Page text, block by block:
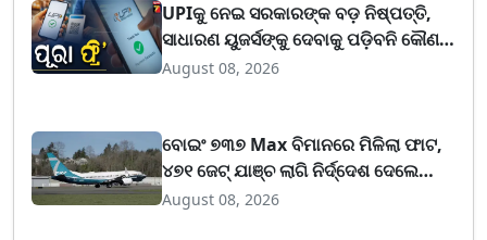
UPIକୁ ନେଇ ସରକାରଙ୍କ ବଡ଼ ନିଷ୍ପତ୍ତି,
ସାଧାରଣ ୟୁଜର୍ସଙ୍କୁ ଦେବାକୁ ପଡ଼ିବନି କୌଣସି
ଚାର୍ଜ; ବ୍ୟବସାୟୀଙ୍କ ପାଇଁ ବଦଳିବ ନିୟମ
August 08, 2026
ବୋଇଂ ୭୩୭ Max ବିମାନରେ ମିଳିଲା ଫାଟ,
୪୭୧ ଜେଟ୍ ଯାଞ୍ଚ ଲାଗି ନିର୍ଦ୍ଦେଶ ଦେଲେ
FAA
August 08, 2026